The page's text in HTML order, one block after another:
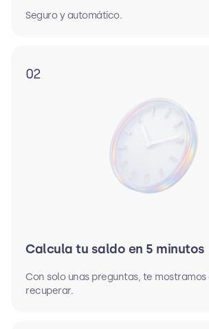
Seguro y automático.
02
Calcula tu saldo en 5 minutos
Con solo unas preguntas, te
recuperar.